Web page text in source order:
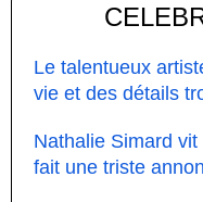
Le talentueux
vie et des détails
Nathalie Simard
fait une triste